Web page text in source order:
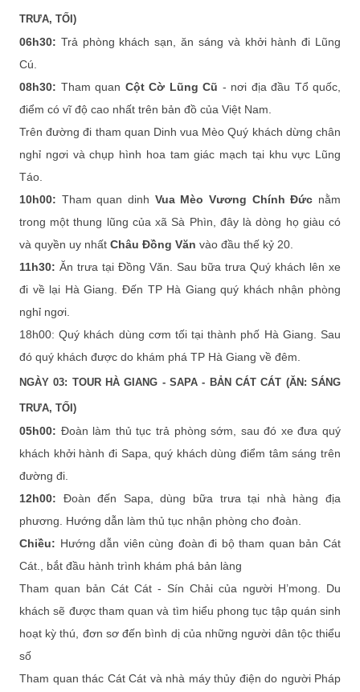
TRƯA, TỐI)
06h30: Trả phòng khách sạn, ăn sáng và khởi hành đi Lũng
Cú.
08h30: Tham quan Cột Cờ Lũng Cũ - nơi địa đầu Tổ quốc,
điểm có vĩ độ cao nhất trên bản đồ của Việt Nam.
Trên đường đi tham quan Dinh vua Mèo Quý khách dừng chân
nghỉ ngơi và chụp hình hoa tam giác mạch tại khu vực Lũng
Táo.
10h00: Tham quan dinh Vua Mèo Vương Chính Đức nằm
trong một thung lũng của xã Sà Phìn, đây là dòng họ giàu có
và quyền uy nhất Châu Đồng Văn vào đầu thế kỷ 20.
11h30: Ăn trưa tại Đồng Văn. Sau bữa trưa Quý khách lên xe
đi về lại Hà Giang. Đến TP Hà Giang quý khách nhận phòng
nghỉ ngơi.
18h00: Quý khách dùng cơm tối tại thành phố Hà Giang. Sau
đó quý khách được do khám phá TP Hà Giang về đêm.
NGÀY 03: TOUR HÀ GIANG - SAPA - BẢN CÁT CÁT (ĂN: SÁNG
TRƯA, TỐI)
05h00: Đoàn làm thủ tục trả phòng sớm, sau đó xe đưa quý
khách khởi hành đi Sapa, quý khách dùng điểm tâm sáng trên
đường đi.
12h00: Đoàn đến Sapa, dùng bữa trưa tại nhà hàng địa
phương. Hướng dẫn làm thủ tục nhận phòng cho đoàn.
Chiều: Hướng dẫn viên cùng đoàn đi bộ tham quan bản Cát
Cát., bắt đầu hành trình khám phá bản làng
Tham quan bản Cát Cát - Sín Chải của người H’mong. Du
khách sẽ được tham quan và tìm hiểu phong tục tập quán sinh
hoạt kỳ thú, đơn sơ đến bình dị của những người dân tộc thiểu
số
Tham quan thác Cát Cát và nhà máy thủy điện do người Pháp